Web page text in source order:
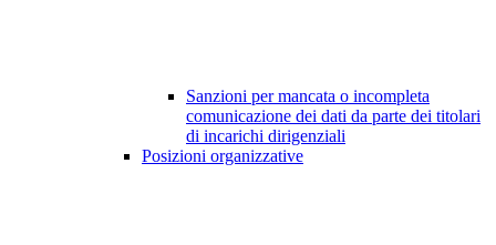
Sanzioni per mancata o incompleta
comunicazione dei dati da parte dei titolari
di incarichi dirigenziali
Posizioni organizzative